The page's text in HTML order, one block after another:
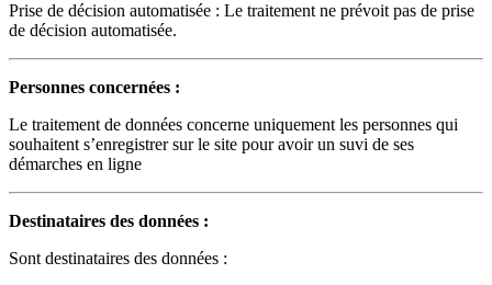
Prise de décision automatisée : Le traitement ne prévoit pas de prise
de décision automatisée.
Personnes concernées :
Le traitement de données concerne uniquement les personnes qui
souhaitent s’enregistrer sur le site pour avoir un suvi de ses
démarches en ligne
Destinataires des données :
Sont destinataires des données :